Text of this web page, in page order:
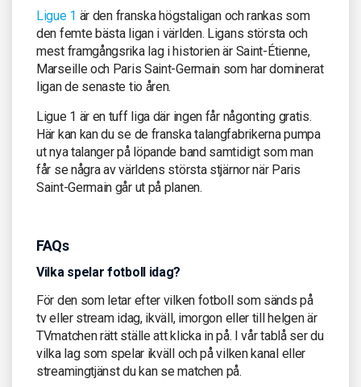
Ligue 1 är den franska högstaligan och rankas som
den femte bästa ligan i världen. Ligans största och
mest framgångsrika lag i historien är Saint-Étienne,
Marseille och Paris Saint-Germain som har dominerat
ligan de senaste tio åren.
Ligue 1 är en tuff liga där ingen får någonting gratis.
Här kan kan du se de franska talangfabrikerna pumpa
ut nya talanger på löpande band samtidigt som man
får se några av världens största stjärnor när Paris
Saint-Germain går ut på planen.
FAQs
Vilka spelar fotboll idag?
För den som letar efter vilken fotboll som sänds på
tv eller stream idag, ikväll, imorgon eller till helgen är
TVmatchen rätt ställe att klicka in på. I vår tablå ser du
vilka lag som spelar ikväll och på vilken kanal eller
streamingtjänst du kan se matchen på.